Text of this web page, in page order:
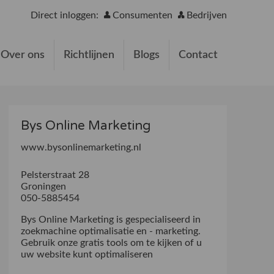
Direct inloggen: Consumenten Bedrijven
Over ons Richtlijnen Blogs Contact
Bys Online Marketing
www.bysonlinemarketing.nl
Pelsterstraat 28
Groningen
050-5885454
Bys Online Marketing is gespecialiseerd in
zoekmachine optimalisatie en - marketing.
Gebruik onze gratis tools om te kijken of u
uw website kunt optimaliseren